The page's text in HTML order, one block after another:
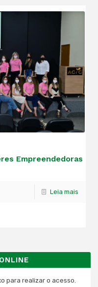
Empreendedoras
Leia mais
para realizar o acesso.